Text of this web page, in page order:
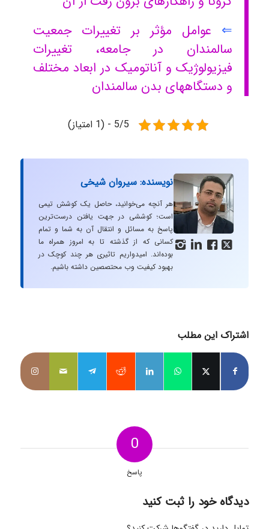
⇐ عوامل مؤثر بر تغییرات جمعیت
سالمندان در جامعه، تغییرات
فیزیولوژیک و آناتومیک در ابعاد مختلف
و دستگاههای بدن سالمندان
5/5 - (1 امتیاز)
   
نویسنده: سیروان شیخی
هر آنچه می‌خوانید، حاصل یک کوشش تیمی
است؛ کوششی در جهت یافتن درست‌ترین
پاسخ به مسائل و انتقال آن به شما و تمام
کسانی که از گذشته تا به امروز همراه ما
بوده‌اند. امیدواریم تاثیری هر چند کوچک در
بهبود کیفیت وب محتصصین داشته باشیم.
اشتراک این مطلب
0
پاسخ
دیدگاه خود را ثبت کنید